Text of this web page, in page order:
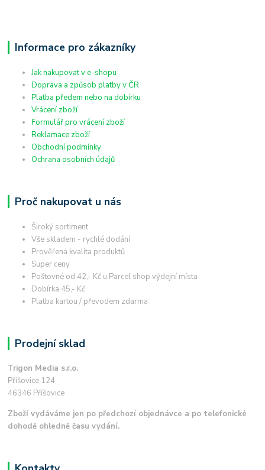
Informace pro zákazníky
Jak nakupovat v e-shopu
Doprava a způsob platby v ČR
Platba předem nebo na dobírku
Vrácení zboží
Formulář pro vrácení zboží
Reklamace zboží
Obchodní podmínky
Ochrana osobních údajů
Proč nakupovat u nás
Široký sortiment
Vše skladem - rychlé dodání
Prověřená kvalita produktů
Super ceny
Poštovné od 42,- Kč u Parcel shop výdejní místa
Dobírka 45,- Kč
Platba kartou / převodem zdarma
Prodejní sklad
Trigon Media s.r.o.
Příšovice 124
46346 Příšovice
Zboží vydáváme jen po předchozí objednávce a po telefonické
dohodě ohledně času vydání.